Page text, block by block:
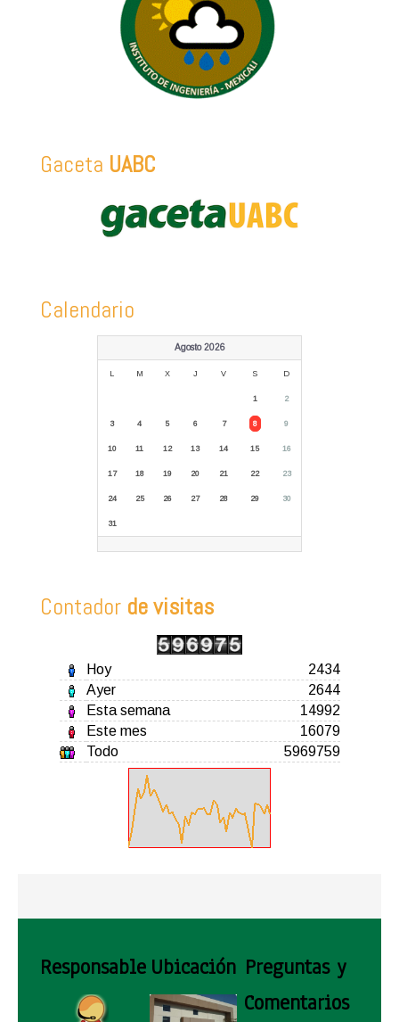
Gaceta UABC
Calendario
Agosto 2026
L M X J V S D
1 2
3 4 5 6 7 8 9
10 11 12 13 14 15 16
17 18 19 20 21 22 23
24 25 26 27 28 29 30
31
Contador de visitas
Hoy
2434
Ayer
2644
Esta semana
14992
Este mes
16079
Todo
5969759
Responsable Ubicación Preguntas y
Comentarios